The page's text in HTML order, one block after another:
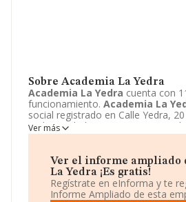
Sobre Academia La Yedra
Academia La Yedra cuenta con
funcionamiento. Academia La
social registrado en Calle Yedra,
Orden, Toledo. Enmarca su
como 8559 - Otra educación
Ver más
Ver el informe ampliado
La Yedra ¡Es gratis!
Regístrate en eInforma y te
Informe Ampliado de esta